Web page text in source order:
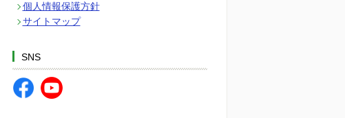
個人情報保護方針
サイトマップ
SNS